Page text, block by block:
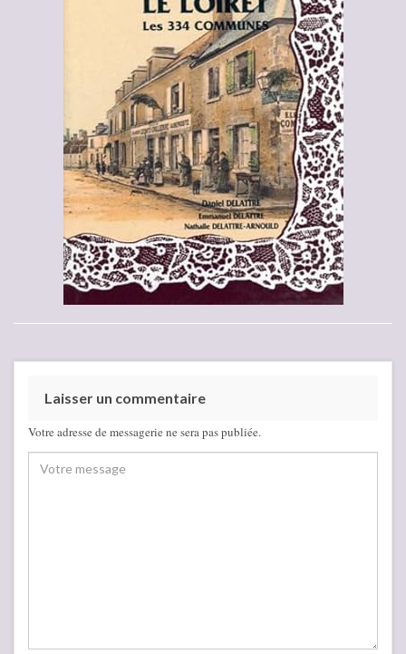
Laisser un commentaire
Votre adresse de messagerie ne sera pas publiée.